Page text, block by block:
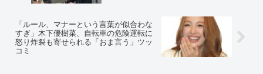
「ルール、マナーという言葉が似合わな
すぎ」木下優樹菜、自転車の危険運転に
怒り炸裂も寄せられる「おま言う」ツッ
コミ